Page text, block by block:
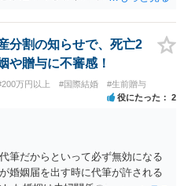
調査・質問に応じて、何らかの対
ば、場合によっては税理士限りで
ただそうすると、もともとの申告
、報酬が発生するものかどうかと
らためて、問い合わせをした方が
分割の知らせで、死亡2
や贈与に不審感！
万円以上 #国際結婚 #生前贈与
役にたった 2
筆だからといって必ず無効になる
婚姻届を出す時に代筆が許される